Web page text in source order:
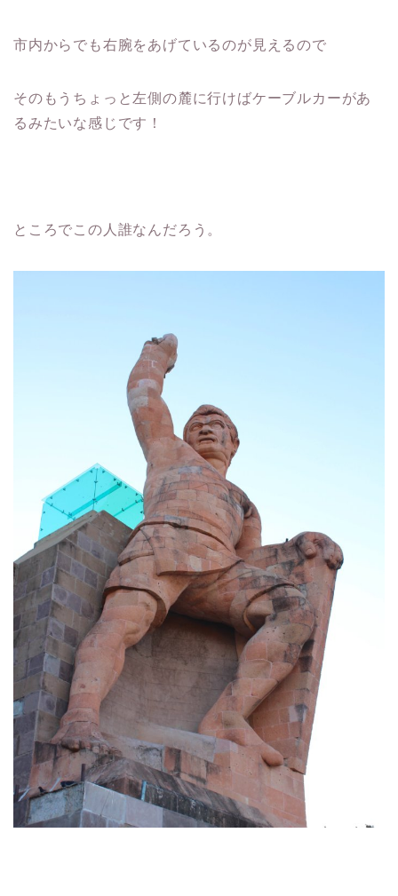
市内からでも右腕をあげているのが見えるので
そのもうちょっと左側の麓に行けばケーブルカーがあ
るみたいな感じです！
ところでこの人誰なんだろう。